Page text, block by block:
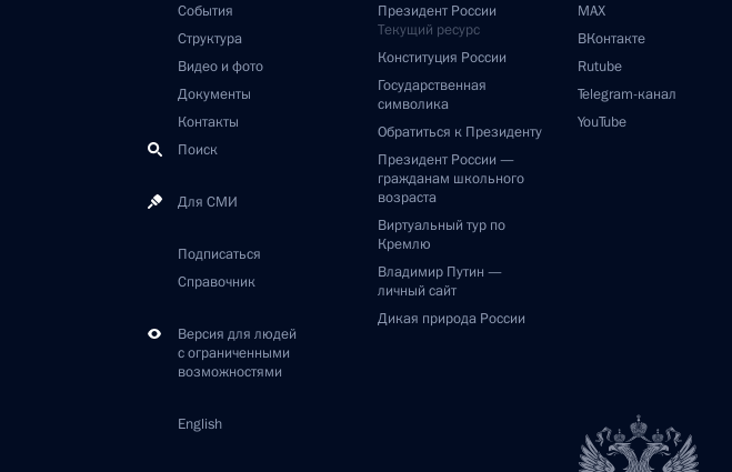
События
Структура
Видео и фото
Документы
Контакты
Поиск
Для СМИ
Подписаться
Справочник
Версия для людей
с ограниченными
возможностями
English
Президент России
Текущий ресурс
Конституция России
Государственная
символика
Обратиться к Президенту
Президент России —
гражданам школьного
возраста
Виртуальный тур по
Кремлю
Владимир Путин —
личный сайт
Дикая природа России
MAX
ВКонтакте
Rutube
Telegram-канал
YouTube